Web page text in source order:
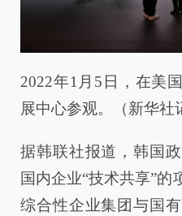
2022年1月5日，在美
展中心参观。（新华社
据韩联社报道，韩国
国内企业“技术共享”的
综合性企业集团与国